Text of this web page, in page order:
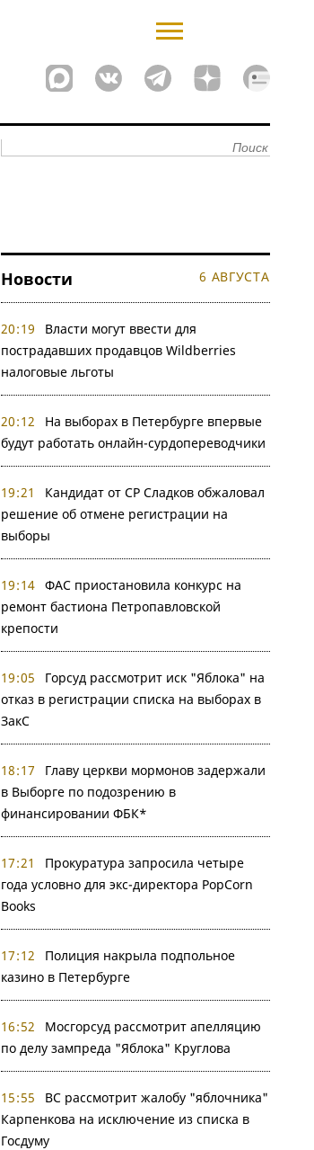
Новости 6 АВГУСТА
20:19
Власти могут ввести для
пострадавших продавцов Wildberries
налоговые льготы
20:12
На выборах в Петербурге впервые
будут работать онлайн-сурдопереводчики
19:21
Кандидат от СР Сладков обжаловал
решение об отмене регистрации на
выборы
19:14 ФАС приостановила конкурс на
ремонт бастиона Петропавловской
крепости
19:05
Горсуд рассмотрит иск "Яблока" на
отказ в регистрации списка на выборах в
ЗакС
18:17
Главу церкви мормонов задержали
в Выборге по подозрению в
финансировании ФБК*
17:21
Прокуратура запросила четыре
года условно для экс-директора PopCorn
Books
17:12
Полиция накрыла подпольное
казино в Петербурге
16:52
Мосгорсуд рассмотрит апелляцию
по делу зампреда "Яблока" Круглова
15:55
ВС рассмотрит жалобу "яблочника"
Карпенкова на исключение из списка в
Госдуму